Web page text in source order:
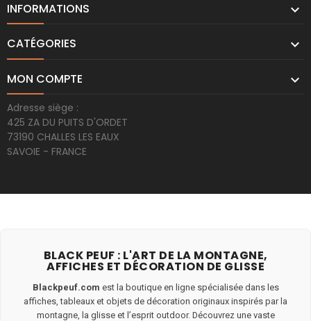
INFORMATIONS 
CATÉGORIES 
MON COMPTE 
Adresse siège :
425 ZA DU PUITS D'ORDET
73190 CHALLES LES EAUX
SAVOIE - FRANCE
BLACK PEUF : L'ART DE LA MONTAGNE,
AFFICHES ET DÉCORATION DE GLISSE
Blackpeuf.com est la boutique en ligne spécialisée dans les
affiches, tableaux et objets de décoration originaux inspirés par la
montagne, la glisse et l’esprit outdoor. Découvrez une vaste